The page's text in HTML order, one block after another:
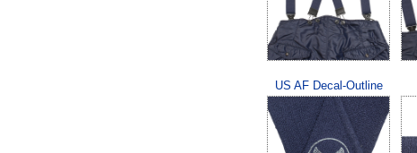
US AF Decal-Outline